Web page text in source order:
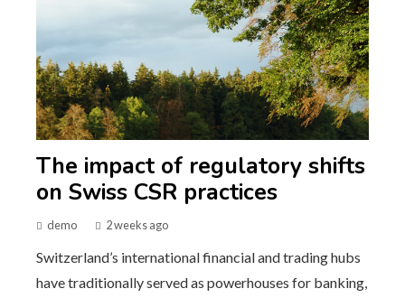
The impact of regulatory shifts
on Swiss CSR practices
demo 2 weeks ago
Switzerland’s international financial and trading hubs
have traditionally served as powerhouses for banking,